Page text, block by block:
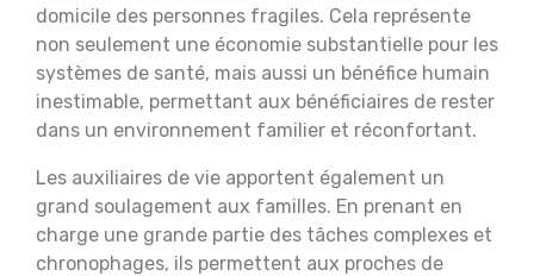
domicile des personnes fragiles. Cela représente
non seulement une économie substantielle pour les
systèmes de santé, mais aussi un bénéfice humain
inestimable, permettant aux bénéficiaires de rester
dans un environnement familier et réconfortant.
Les auxiliaires de vie apportent également un
grand soulagement aux familles. En prenant en
charge une grande partie des tâches complexes et
chronophages, ils permettent aux proches de